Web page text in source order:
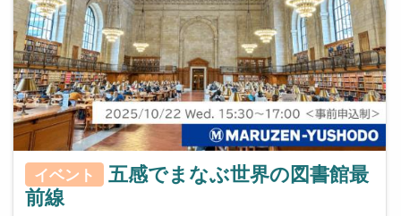
イベント
五感でまなぶ世界の図書館最
前線